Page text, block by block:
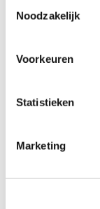
Noodzakelijk
Voorkeuren
Statistieken
Marketing
stof